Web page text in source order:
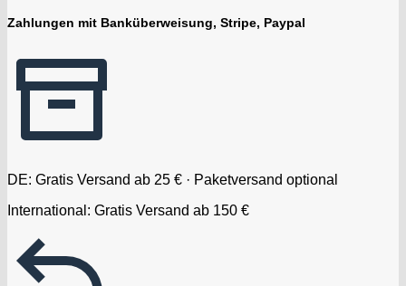
Zahlungen mit Banküberweisung, Stripe, Paypal
DE: Gratis Versand ab 25 € · Paketversand optional
International: Gratis Versand ab 150 €